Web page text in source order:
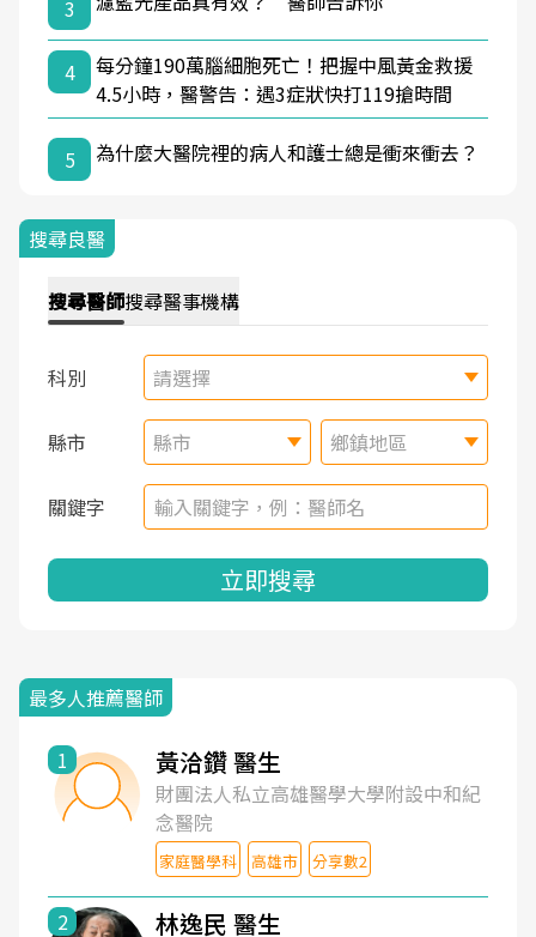
3
4
每分鐘190萬腦細胞死亡！把握中風黃金救援
4.5小時，醫警告：遇3症狀快打119搶時間
5 為什麼大醫院裡的病人和護士總是衝來衝去？
搜尋良醫
搜尋醫師搜尋醫事機構
科別 請選擇
縣市 縣市 鄉鎮地區
關鍵字
立即搜尋
最多人推薦醫師
1 黃洽鑽 醫生
財團法人私立高雄醫學大學附設中和紀
念醫院
家庭醫學科 高雄市 分享數2
2 林逸民 醫生